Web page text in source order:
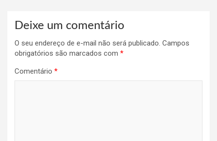
Deixe um comentário
O seu endereço de e-mail não será publicado. Campos
obrigatórios são marcados com *
Comentário *